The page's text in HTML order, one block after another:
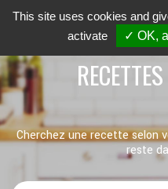
Cherchez une recette selon
reste
This site uses cookies and
activate
✓ OK,